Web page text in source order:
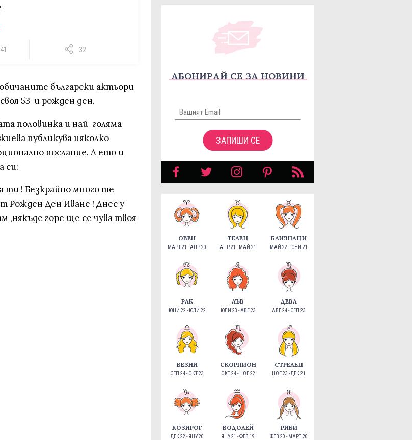
32
български актьори
53-и рожден ден.
половинка и най-голяма
публикува няколко
послание. А ето и
си:
ти ! Безкрайно много те
Ден Иване ! Днес у
,някъде горе ще се чува твоя
АБОНИРАЙ СЕ ЗА НОВИНИ
ЗАПИШИ СЕ
ОВЕН
МАРТ 21 - АПР 20
ТЕЛЕЦ
АПР 21 - МАЙ 21
БЛИЗНАЦИ
МАЙ 22 - ЮНИ 21
РАК
ЮНИ 22 - ЮЛИ 22
ЛЪВ
ЮЛИ 23 - АВГ 23
ДЕВА
АВГ 24 - СЕП 23
ВЕЗНИ
СЕП 24 - ОКТ 23
СКОРПИОН
ОКТ 24 - НОЕ 22
СТРЕЛЕЦ
НОЕ 23 - ДЕК 21
КОЗИРОГ
ДЕК 22 - ЯНУ 20
ВОДОЛЕЙ
ЯНУ 21 - ФЕВ 19
РИБИ
ФЕВ 20 - МАРТ 20